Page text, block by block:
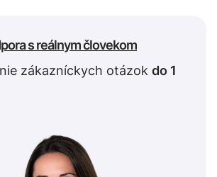
s reálnym človekom
zákazníckych otázok do 1